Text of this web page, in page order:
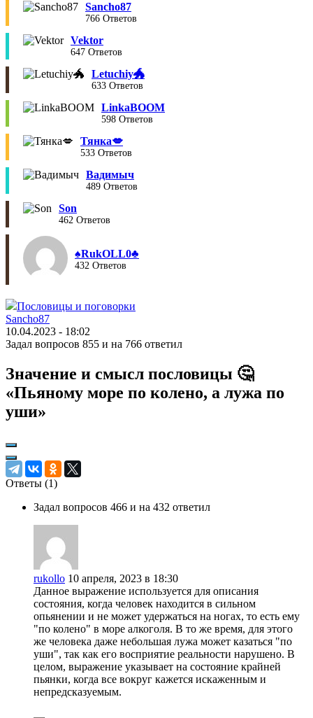
Sancho87
766 Ответов
Vektor
647 Ответов
Letuchiy🐲
633 Ответов
LinkaBOOM
598 Ответов
Тянка💋
533 Ответов
Вадимыч
489 Ответов
Son
462 Ответов
♠︎RukOLL0♣︎
432 Ответов
Пословицы и поговорки
Sancho87
10.04.2023 - 18:02
Задал вопросов 855 и на 766 ответил
Значение и смысл пословицы 🤔
«Пьяному море по колено, а лужа по
уши»
Ответы (1)
Задал вопросов 466 и на 432 ответил
rukollo 10 апреля, 2023 в 18:30
Данное выражение используется для описания
состояния, когда человек находится в сильном
опьянении и не может удержаться на ногах, то есть ему
"по колено" в море алкоголя. В то же время, для этого
же человека даже небольшая лужа может казаться "по
уши", так как его восприятие реальности нарушено. В
целом, выражение указывает на состояние крайней
пьянки, когда все вокруг кажется искаженным и
непредсказуемым.